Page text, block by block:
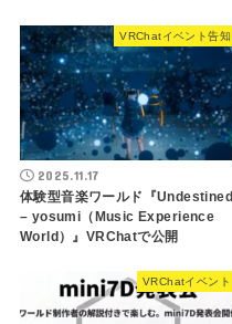
VRChatイベント告知
2025.11.17
体験型音楽ワールド『Undestined
– yosumi（Music Experience
World）』VRChatで公開
VRChatイベント